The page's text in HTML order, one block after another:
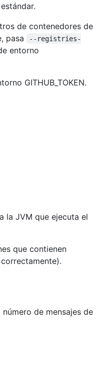
de contenedores de
pasa
--registries-
entorno
GITHUB_TOKEN.
la JVM que ejecuta el
que contienen
de mensajes de